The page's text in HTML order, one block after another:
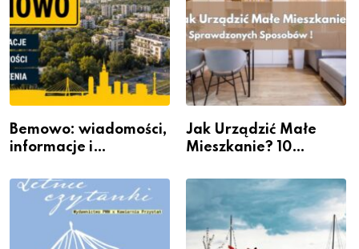
Bemowo: wiadomości,
informacje i
Jak Urządzić Małe
Mieszkanie? 10
Przestrzeni Bez
Kosztownego Remontu